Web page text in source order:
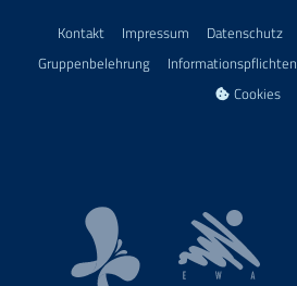
Kontakt Impressum Datenschutz
Gruppenbelehrung
Informationspflichten
Cookies